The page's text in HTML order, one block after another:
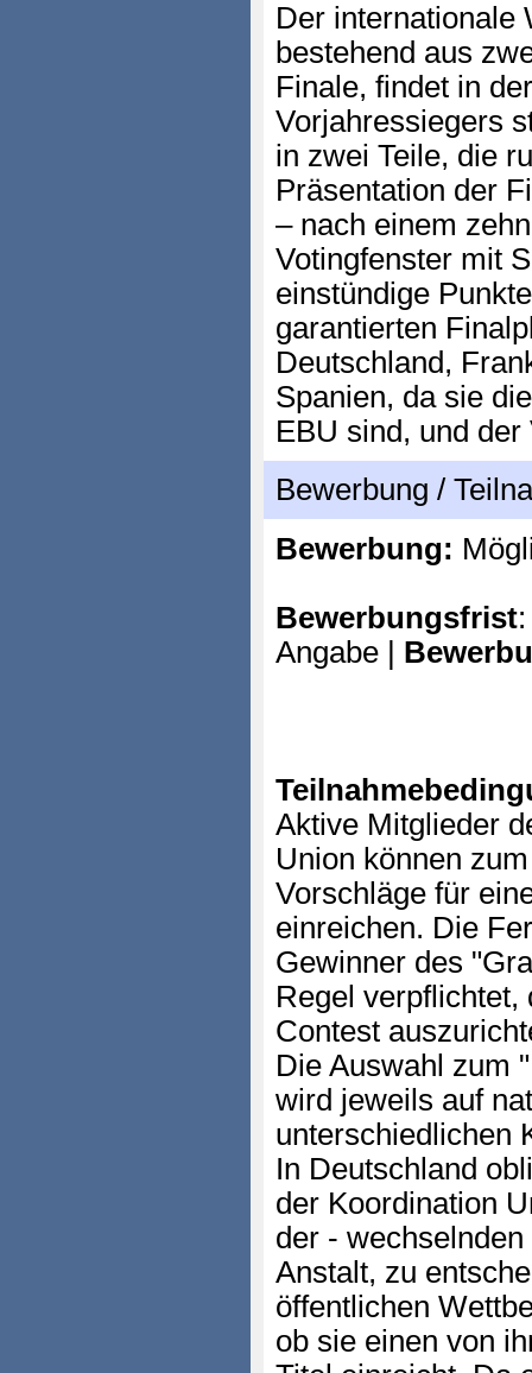
Der internationale
bestehend aus
Finale, findet in
Vorjahressiegers
in zwei Teile, die
Präsentation der
– nach einem
Votingfenster mit
einstündige
garantierten
Deutschland,
Spanien, da sie
EBU sind, und
Bewerbung /
Bewerbung:
Bewerbungsfrist
Angabe |
Aktive Mitglieder
Union können
Vorschläge für
einreichen. Die
Gewinner des
Regel verpflichtet,
Contest
Die Auswahl zum
wird jeweils auf
unterschiedlichen
In Deutschland
der Koordination
der -
Anstalt, zu
öffentlichen
ob sie einen von